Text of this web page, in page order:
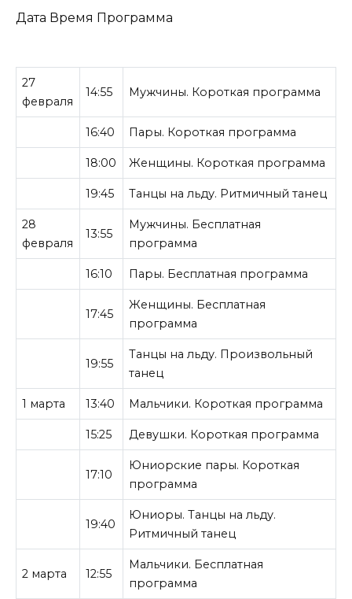
Дата Время Программа
27
февраля
14:55 Мужчины. Короткая программа
16:40 Пары. Короткая программа
18:00 Женщины. Короткая программа
19:45 Танцы на льду. Ритмичный танец
28
февраля
13:55
Мужчины. Бесплатная
программа
16:10 Пары. Бесплатная программа
17:45
Женщины. Бесплатная
программа
19:55
Танцы на льду. Произвольный
танец
1 марта 13:40 Мальчики. Короткая программа
15:25 Девушки. Короткая программа
17:10
Юниорские пары. Короткая
программа
19:40
Юниоры. Танцы на льду.
Ритмичный танец
2 марта 12:55
Мальчики. Бесплатная
программа